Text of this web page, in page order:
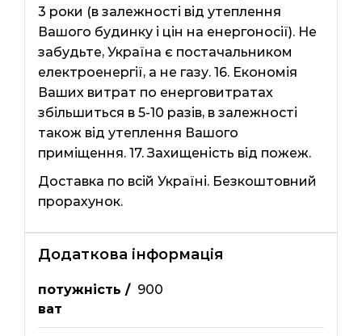
3 роки (в залежності від утеплення
Вашого будинку і цін на енергоносії). Не
забудьте, Україна є постачальником
електроенергії, а не газу. 16. Економія
Ваших витрат по енерговитратах
збільшиться в 5-10 разів, в залежності
також від утеплення Вашого
приміщення. 17. Захищеність від пожеж.
Доставка по всій Україні. Безкоштовний
прорахунок.
Додаткова інформація
потужність /
ват
900